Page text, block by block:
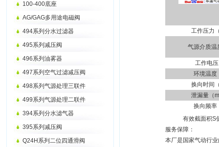
100-400底座
AG/GAG多用途电磁阀
494系列分水过滤器
495系列减压阀
496系列油雾器
497系列空气过滤减压阀
498系列气源处理三联件
499系列气源处理二联件
394系列分水滤气器
395系列减压阀
Q24H系列二位四通滑阀
工作压力
气源介质温
工作电
环境温度
换向时间
泄漏量（
换向频率
有效截面积S
服务保障：
本厂是国家气动行